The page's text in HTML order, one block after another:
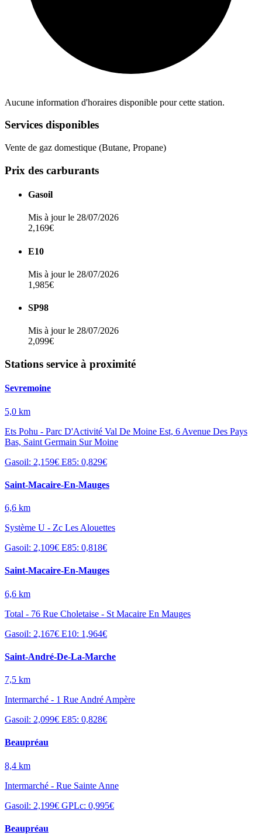
Aucune information d'horaires disponible pour cette station.
Services disponibles
Vente de gaz domestique (Butane, Propane)
Prix des carburants
Gasoil
Mis à jour le 28/07/2026
2,169€
E10
Mis à jour le 28/07/2026
1,985€
SP98
Mis à jour le 28/07/2026
2,099€
Stations service à proximité
Sevremoine
5,0 km
Ets Pohu - Parc D'Activité Val De Moine Est, 6 Avenue Des Pays
Bas, Saint Germain Sur Moine
Gasoil: 2,159€ E85: 0,829€
Saint-Macaire-En-Mauges
6,6 km
Système U - Zc Les Alouettes
Gasoil: 2,109€ E85: 0,818€
Saint-Macaire-En-Mauges
6,6 km
Total - 76 Rue Choletaise - St Macaire En Mauges
Gasoil: 2,167€ E10: 1,964€
Saint-André-De-La-Marche
7,5 km
Intermarché - 1 Rue André Ampère
Gasoil: 2,099€ E85: 0,828€
Beaupréau
8,4 km
Intermarché - Rue Sainte Anne
Gasoil: 2,199€ GPLc: 0,995€
Beaupréau